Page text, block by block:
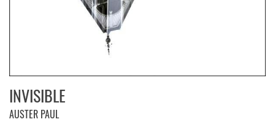
INVISIBLE
AUSTER PAUL